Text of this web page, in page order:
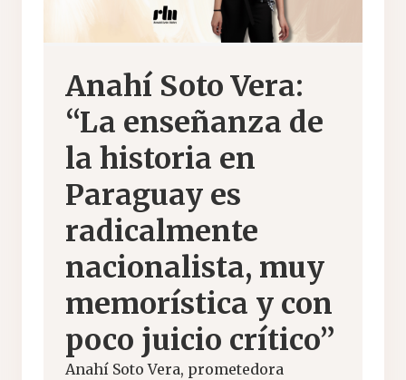
Anahí Soto Vera:
“La enseñanza de
la historia en
Paraguay es
radicalmente
nacionalista, muy
memorística y con
poco juicio crítico”
Anahí Soto Vera, prometedora